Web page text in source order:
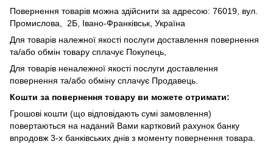
Повернення товарів можна здійснити за адресою: 76019, вул.
Промислова, 2Б, Івано-Франківськ, Україна
Для товарів належної якості послуги доставлення повернення
та/або обмін товару сплачує Покупець,
Для товарів неналежної якості послуги доставлення
повернення та/або обміну сплачує Продавець.
Кошти за повернення товару ви можете отримати:
Грошові кошти (що відповідають сумі замовлення)
повертаються на наданий Вами картковий рахунок банку
впродовж 3-х банківських днів з моменту повернення товара.